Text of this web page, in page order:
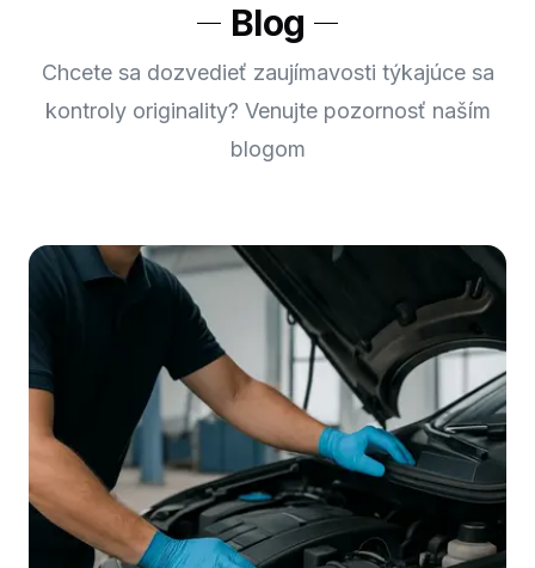
Blog
Chcete sa dozvedieť zaujímavosti týkajúce sa
kontroly originality? Venujte pozornosť naším
blogom